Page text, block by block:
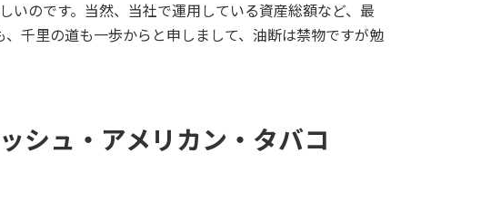
いのです。当然、当社で運用している資産総額など、最
千里の道も一歩からと申しまして、油断は禁物ですが勉
シュ・アメリカン・タバコ